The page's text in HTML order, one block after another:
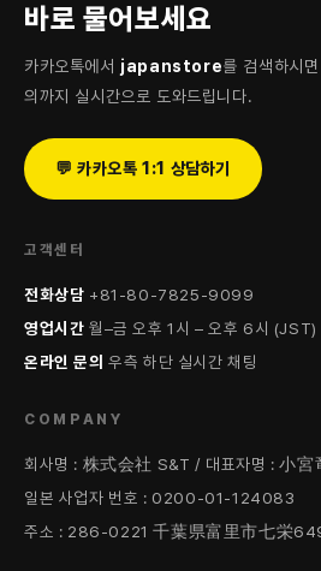
바로 물어보세요
카카오톡에서 japanstore를 검색하시
의까지 실시간으로 도와드립니다.
💬 카카오톡 1:1 상담하기
고객센터
전화상담 +81-80-7825-9099
영업시간 월–금 오후 1시 – 오후 6시 (JST)
온라인 문의 우측 하단 실시간 채팅
COMPANY
회사명 : 株式会社 S&T / 대표자명 : 小宮
일본 사업자 번호 : 0200-01-124083
주소 : 286-0221 千葉県富里市七栄